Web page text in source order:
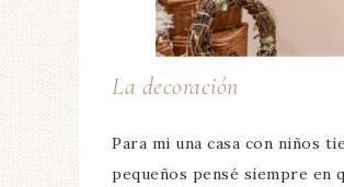
La decoración
Para mi una casa con niños
pequeños pensé siempre en